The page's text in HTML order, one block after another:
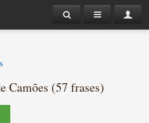
Camões (57 frases)